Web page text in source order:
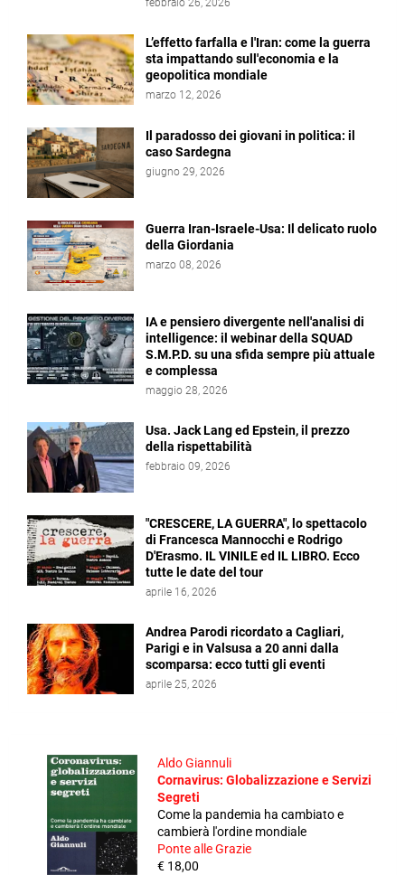
febbraio 26, 2026
L’effetto farfalla e l'Iran: come la guerra
sta impattando sull'economia e la
geopolitica mondiale
marzo 12, 2026
Il paradosso dei giovani in politica: il
caso Sardegna
giugno 29, 2026
Guerra Iran-Israele-Usa: Il delicato ruolo
della Giordania
marzo 08, 2026
IA e pensiero divergente nell'analisi di
intelligence: il webinar della SQUAD
S.M.P.D. su una sfida sempre più attuale
e complessa
maggio 28, 2026
Usa. Jack Lang ed Epstein, il prezzo
della rispettabilità
febbraio 09, 2026
"CRESCERE, LA GUERRA", lo spettacolo
di Francesca Mannocchi e Rodrigo
D'Erasmo. IL VINILE ed IL LIBRO. Ecco
tutte le date del tour
aprile 16, 2026
Andrea Parodi ricordato a Cagliari,
Parigi e in Valsusa a 20 anni dalla
scomparsa: ecco tutti gli eventi
aprile 25, 2026
Aldo Giannuli
Cornavirus: Globalizzazione e Servizi
Segreti
Come la pandemia ha cambiato e
cambierà l'ordine mondiale
Ponte alle Grazie
€ 18,00